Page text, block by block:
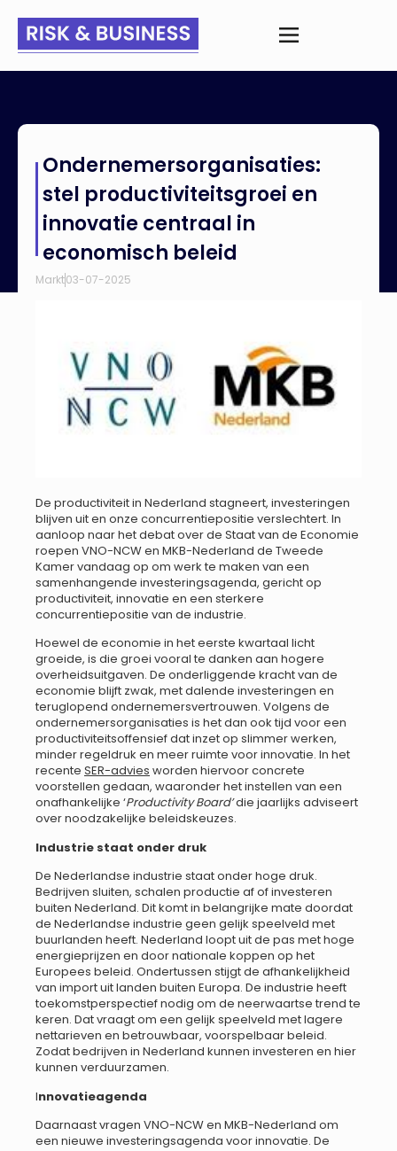
productiviteitsgroei en innovatie centraal in economisch
Ondernemersorganisaties:
stel productiviteitsgroei en
innovatie centraal in
economisch beleid
Markt03-07-2025
De productiviteit in Nederland stagneert, investeringen
blijven uit en onze concurrentiepositie verslechtert. In
aanloop naar het debat over de Staat van de Economie
roepen VNO-NCW en MKB-Nederland de Tweede
Kamer vandaag op om werk te maken van een
samenhangende investeringsagenda, gericht op
productiviteit, innovatie en een sterkere
concurrentiepositie van de industrie.
Hoewel de economie in het eerste kwartaal licht
groeide, is die groei vooral te danken aan hogere
overheidsuitgaven. De onderliggende kracht van de
economie blijft zwak, met dalende investeringen en
teruglopend ondernemersvertrouwen. Volgens de
ondernemersorganisaties is het dan ook tijd voor een
productiviteitsoffensief dat inzet op slimmer werken,
minder regeldruk en meer ruimte voor innovatie. In het
recente SER-advies worden hiervoor concrete
voorstellen gedaan, waaronder het instellen van een
onafhankelijke ‘Productivity Board’die jaarlijks adviseert
over noodzakelijke beleidskeuzes.
Industrie staat onder druk
De Nederlandse industrie staat onder hoge druk.
Bedrijven sluiten, schalen productie af of investeren
buiten Nederland. Dit komt in belangrijke mate doordat
de Nederlandse industrie geen gelijk speelveld met
buurlanden heeft. Nederland loopt uit de pas met hoge
energieprijzen en door nationale koppen op het
Europees beleid. Ondertussen stijgt de afhankelijkheid
van import uit landen buiten Europa. De industrie heeft
toekomstperspectief nodig om de neerwaartse trend te
keren. Dat vraagt om een gelijk speelveld met lagere
nettarieven en betrouwbaar, voorspelbaar beleid.
Zodat bedrijven in Nederland kunnen investeren en hier
kunnen verduurzamen.
Innovatieagenda
Daarnaast vragen VNO-NCW en MKB-Nederland om
een nieuwe investeringsagenda voor innovatie. De